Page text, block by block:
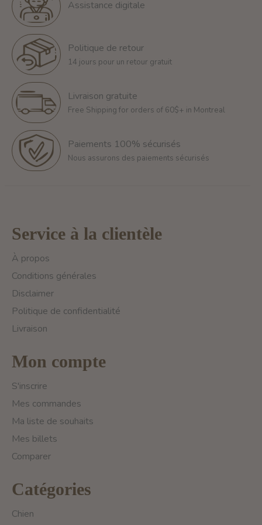
Assistance digitale
Politique de retour
14 jours pour un retour gratuit
Livraison gratuite
Free Shipping for orders of 60$+ in Montreal
Paiements 100% sécurisés
Nous assurons des paiements sécurisés
Service à la clientèle
À propos
Conditions générales
Disclaimer
Politique de confidentialité
Livraison
Mon compte
S'inscrire
Mes commandes
Ma liste de souhaits
Mes billets
Comparer
Catégories
Chien